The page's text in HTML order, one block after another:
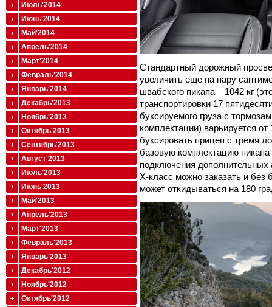
Стандартный дорожный
увеличить еще на пару
швабского пикапа – 1042 кг
транспортировки 17
буксируемого груза с
комплектации) варьируется
буксировать прицеп с тремя
базовую комплектацию пикапа
подключения дополнительных
X-класс можно заказать и без
может откидываться на 180
Июль'2014
Июнь'2014
Май'2014
Апрель'2014
Март'2014
Февраль'2014
Январь'2014
Декабрь'2013
Ноябрь'2013
Октябрь'2013
Сентябрь'2013
Август'2013
Июль'2013
Июнь'2013
Май'2013
Апрель'2013
Март'2013
Февраль'2013
Январь'2013
Декабрь'2012
Ноябрь'2012
Октябрь'2012